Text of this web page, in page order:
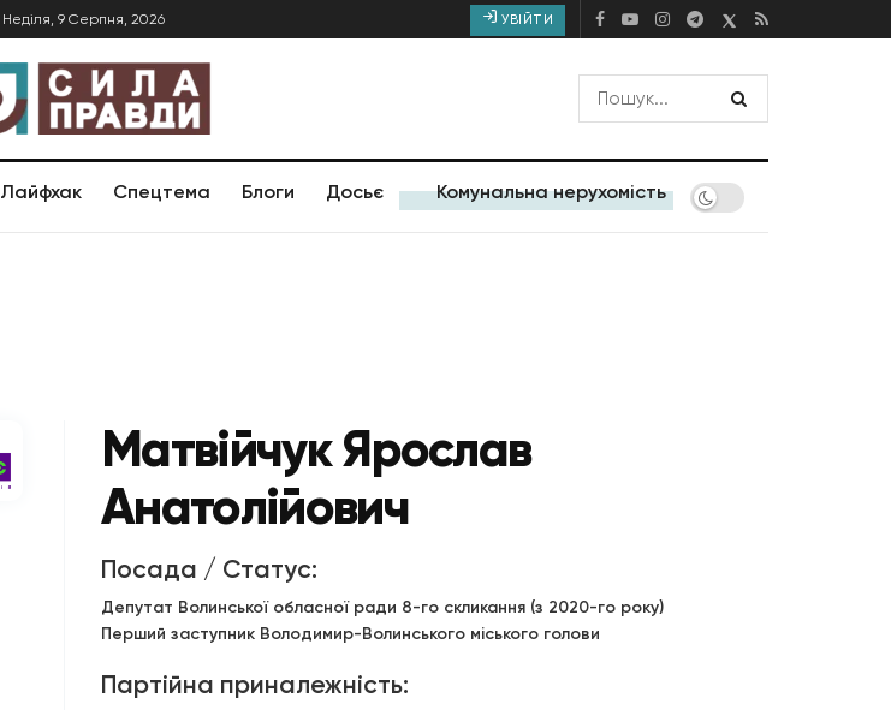
Неділя, 9 Серпня, 2026 УВІЙТИ
Лайфхак Спецтема Блоги Досьє Комунальна нерухомість
Матвійчук Ярослав
Анатолійович
Посада / Статус:
Депутат Волинської обласної ради 8-го скликання (з 2020-го року)
Перший заступник Володимир-Волинського міського голови
Партійна приналежність: